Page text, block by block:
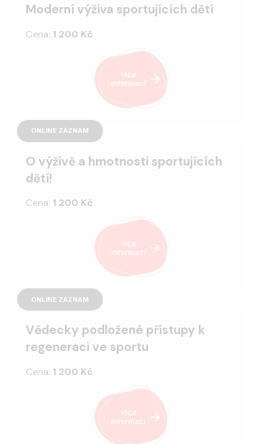
Moderní výživa sportujících dětí
Cena: 1 200 Kč
Více
informací
ONLINE ZÁZNAM
O výživě a hmotnosti sportujících
dětí!
Cena: 1 200 Kč
Více
informací
ONLINE ZÁZNAM
Vědecky podložené přístupy k
regeneraci ve sportu
Cena: 1 200 Kč
Více
informací